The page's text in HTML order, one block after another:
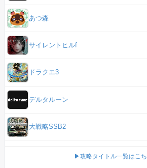
あつ森
サイレントヒルf
ドラクエ3
デルタルーン
大戦略SSB2
▶攻略タイトル一覧はこち